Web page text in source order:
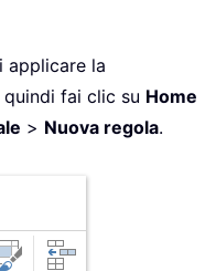
applicare la
fai clic su Home
> Nuova regola.